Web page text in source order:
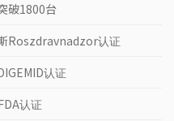
破1800台
Roszdravnadzor认证
认证
认证